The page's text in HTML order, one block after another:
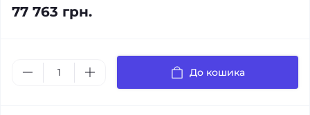
77 763 грн.
До кошика